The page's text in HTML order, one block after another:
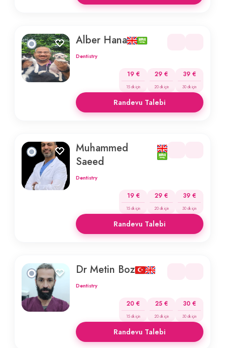
Alber Hana
Dentistry
19 €
15 dk için
29 €
20 dk için
39 €
30 dk için
Randevu Talebi
Muhammed
Saeed
Dentistry
19 €
15 dk için
29 €
20 dk için
39 €
30 dk için
Randevu Talebi
Dr Metin Boz
Dentistry
20 €
15 dk için
25 €
20 dk için
30 €
30 dk için
Randevu Talebi